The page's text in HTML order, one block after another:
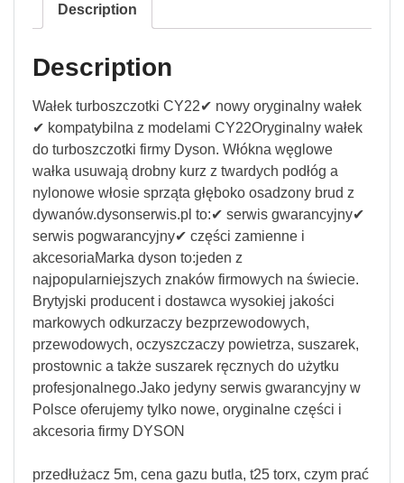
Description
Description
Wałek turboszczotki CY22✔ nowy oryginalny wałek
✔ kompatybilna z modelami CY22Oryginalny wałek
do turboszczotki firmy Dyson. Włókna węglowe
wałka usuwają drobny kurz z twardych podłóg a
nylonowe włosie sprząta głęboko osadzony brud z
dywanów.dysonserwis.pl to:✔ serwis gwarancyjny✔
serwis pogwarancyjny✔ części zamienne i
akcesoriaMarka dyson to:jeden z
najpopularniejszych znaków firmowych na świecie.
Brytyjski producent i dostawca wysokiej jakości
markowych odkurzaczy bezprzewodowych,
przewodowych, oczyszczaczy powietrza, suszarek,
prostownic a także suszarek ręcznych do użytku
profesjonalnego.Jako jedyny serwis gwarancyjny w
Polsce oferujemy tylko nowe, oryginalne części i
akcesoria firmy DYSON
przedłużacz 5m, cena gazu butla, t25 torx, czym prać